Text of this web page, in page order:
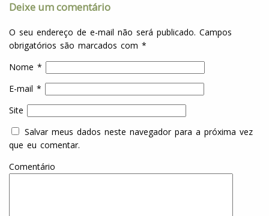
Deixe um comentário
O seu endereço de e-mail não será publicado. Campos
obrigatórios são marcados com *
Nome *
E-mail *
Site
Salvar meus dados neste navegador para a próxima vez
que eu comentar.
Comentário